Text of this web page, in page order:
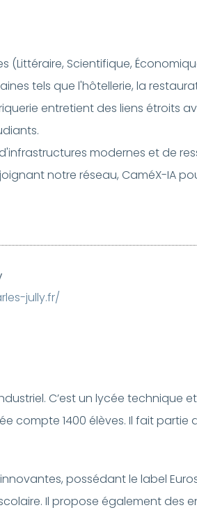
(Littéraire, Scientifique,
tels que l'hôtellerie, la
entretient des liens étroits
modernes et de
notre réseau, CaméX-IA
jully.fr/
C’est un lycée technique
compte 1400 élèves. Il fait partie
possédant le label
Il propose également des